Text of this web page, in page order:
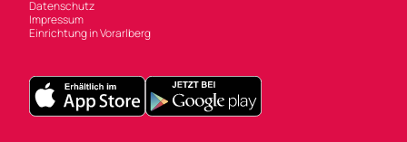
Datenschutz
Impressum
Einrichtung in Vorarlberg